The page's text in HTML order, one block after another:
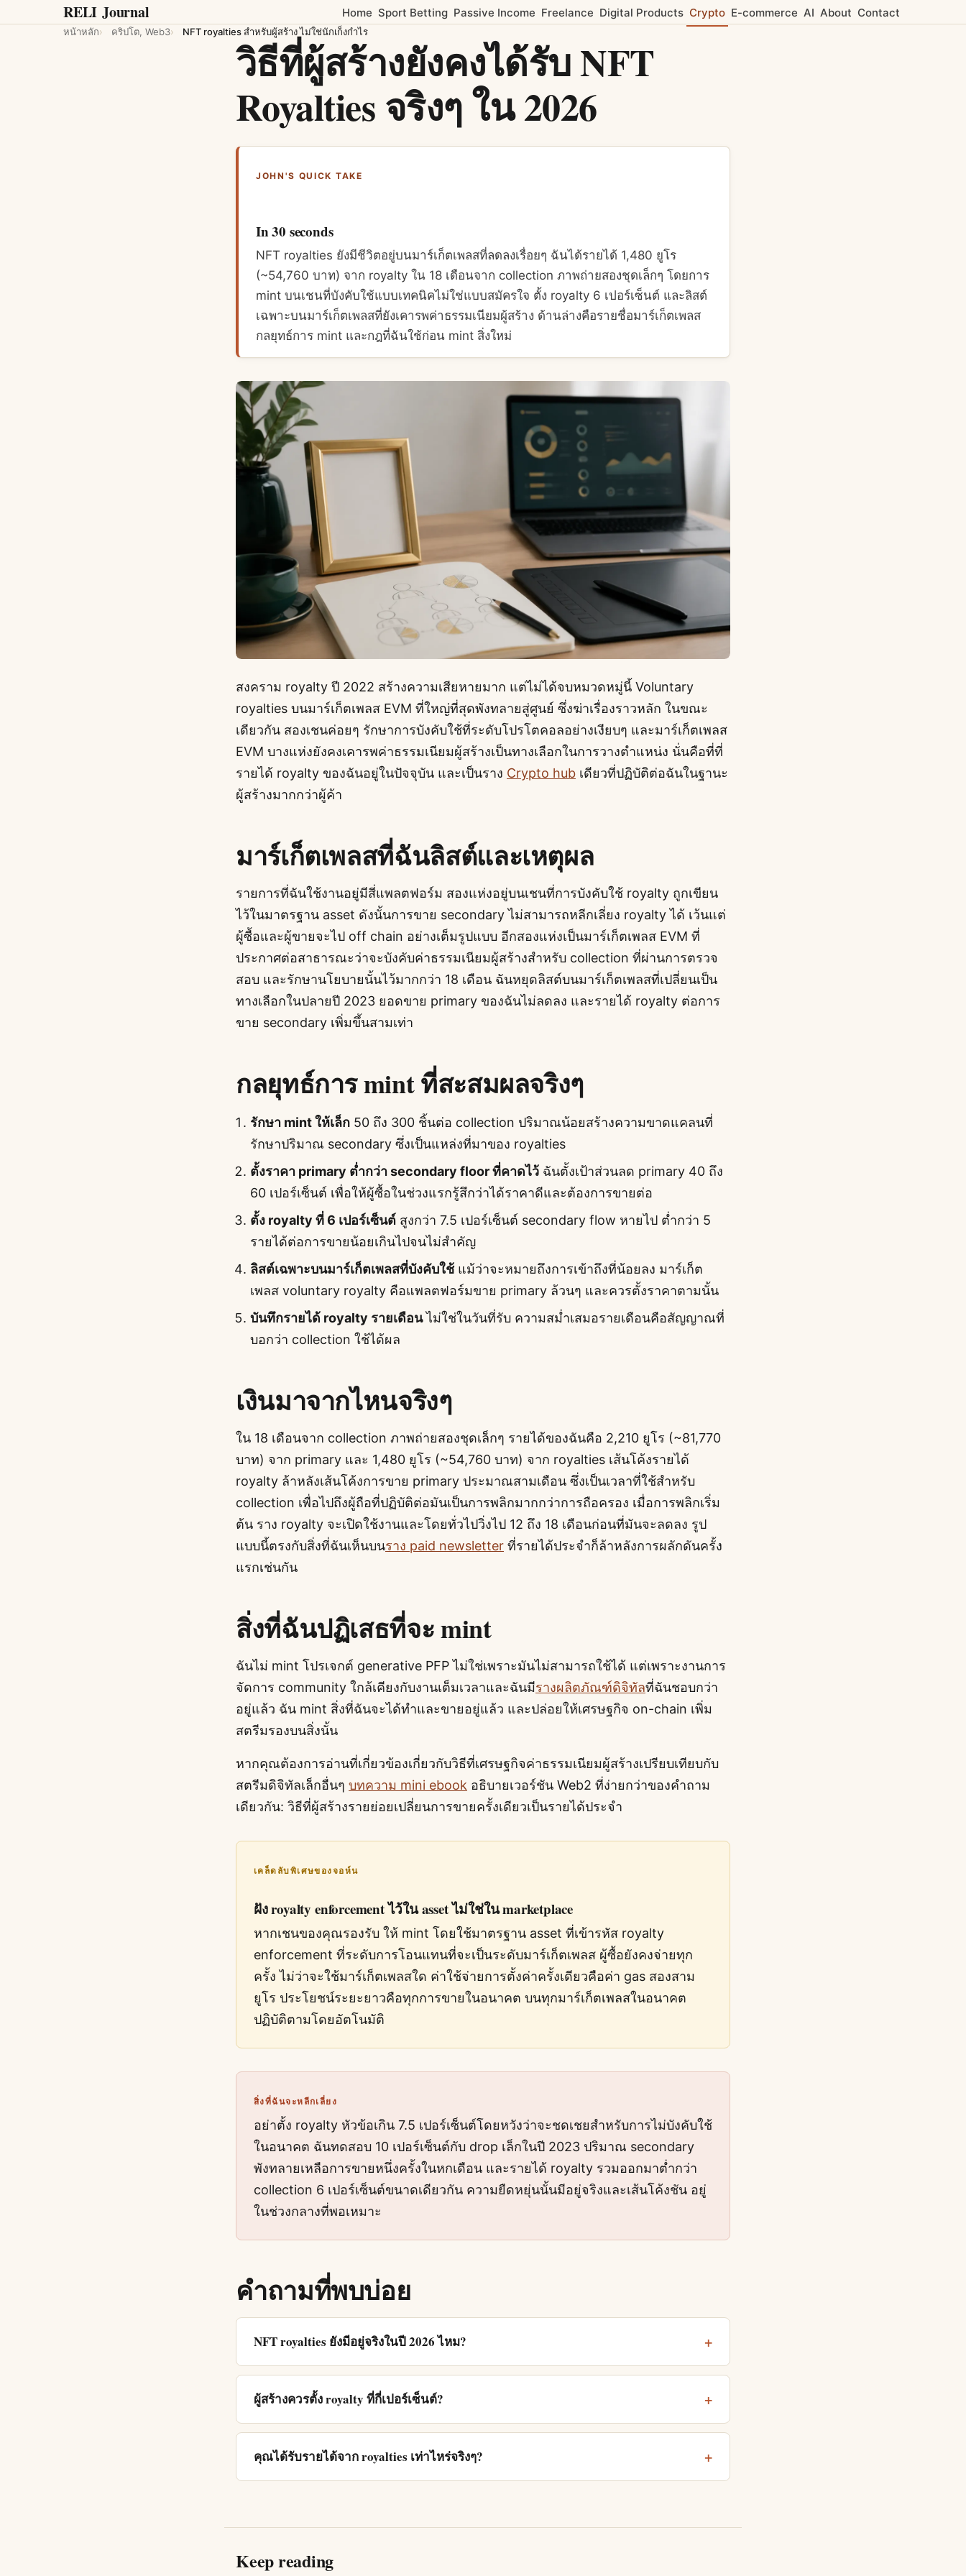
RELI Journal Home Sport Betting Passive Income Freelance Digital Products Crypto E-commerce AI About Contact
หน้าหลัก คริปโต, Web3 NFT royalties สำหรับผู้สร้าง ไม่ใช่นักเก็งกำไร
วิธีที่ผู้สร้างยังคงได้รับ NFT
Royalties จริงๆ ใน 2026
JOHN'S QUICK TAKE
In 30 seconds
NFT royalties ยังมีชีวิตอยู่บนมาร์เก็ตเพลสที่ลดลงเรื่อยๆ ฉันได้รายได้ 1,480 ยูโร
(~54,760 บาท) จาก royalty ใน 18 เดือนจาก collection ภาพถ่ายสองชุดเล็กๆ โดยการ
mint บนเชนที่บังคับใช้แบบเทคนิคไม่ใช่แบบสมัครใจ ตั้ง royalty 6 เปอร์เซ็นต์ และลิสต์
เฉพาะบนมาร์เก็ตเพลสที่ยังเคารพค่าธรรมเนียมผู้สร้าง ด้านล่างคือรายชื่อมาร์เก็ตเพลส
กลยุทธ์การ mint และกฎที่ฉันใช้ก่อน mint สิ่งใหม่
สงคราม royalty ปี 2022 สร้างความเสียหายมาก แต่ไม่ได้จบหมวดหมู่นี้ Voluntary
royalties บนมาร์เก็ตเพลส EVM ที่ใหญ่ที่สุดพังทลายสู่ศูนย์ ซึ่งฆ่าเรื่องราวหลัก ในขณะ
เดียวกัน สองเชนค่อยๆ รักษาการบังคับใช้ที่ระดับโปรโตคอลอย่างเงียบๆ และมาร์เก็ตเพลส
EVM บางแห่งยังคงเคารพค่าธรรมเนียมผู้สร้างเป็นทางเลือกในการวางตำแหน่ง นั่นคือที่ที่
รายได้ royalty ของฉันอยู่ในปัจจุบัน และเป็นราง Crypto hub เดียวที่ปฏิบัติต่อฉันในฐานะ
ผู้สร้างมากกว่าผู้ค้า
มาร์เก็ตเพลสที่ฉันลิสต์และเหตุผล
รายการที่ฉันใช้งานอยู่มีสี่แพลตฟอร์ม สองแห่งอยู่บนเชนที่การบังคับใช้ royalty ถูกเขียน
ไว้ในมาตรฐาน asset ดังนั้นการขาย secondary ไม่สามารถหลีกเลี่ยง royalty ได้ เว้นแต่
ผู้ซื้อและผู้ขายจะไป off chain อย่างเต็มรูปแบบ อีกสองแห่งเป็นมาร์เก็ตเพลส EVM ที่
ประกาศต่อสาธารณะว่าจะบังคับค่าธรรมเนียมผู้สร้างสำหรับ collection ที่ผ่านการตรวจ
สอบ และรักษานโยบายนั้นไว้มากกว่า 18 เดือน ฉันหยุดลิสต์บนมาร์เก็ตเพลสที่เปลี่ยนเป็น
ทางเลือกในปลายปี 2023 ยอดขาย primary ของฉันไม่ลดลง และรายได้ royalty ต่อการ
ขาย secondary เพิ่มขึ้นสามเท่า
กลยุทธ์การ mint ที่สะสมผลจริงๆ
รักษา mint ให้เล็ก 50 ถึง 300 ชิ้นต่อ collection ปริมาณน้อยสร้างความขาดแคลนที่
รักษาปริมาณ secondary ซึ่งเป็นแหล่งที่มาของ royalties
ตั้งราคา primary ต่ำกว่า secondary floor ที่คาดไว้ ฉันตั้งเป้าส่วนลด primary 40 ถึง
60 เปอร์เซ็นต์ เพื่อให้ผู้ซื้อในช่วงแรกรู้สึกว่าได้ราคาดีและต้องการขายต่อ
ตั้ง royalty ที่ 6 เปอร์เซ็นต์ สูงกว่า 7.5 เปอร์เซ็นต์ secondary flow หายไป ต่ำกว่า 5
รายได้ต่อการขายน้อยเกินไปจนไม่สำคัญ
ลิสต์เฉพาะบนมาร์เก็ตเพลสที่บังคับใช้แม้ว่าจะหมายถึงการเข้าถึงที่น้อยลง มาร์เก็ต
เพลส voluntary royalty คือแพลตฟอร์มขาย primary ล้วนๆ และควรตั้งราคาตามนั้น
บันทึกรายได้ royalty รายเดือนไม่ใช่ในวันที่รับ ความสม่ำเสมอรายเดือนคือสัญญาณที่
บอกว่า collection ใช้ได้ผล
เงินมาจากไหนจริงๆ
ใน 18 เดือนจาก collection ภาพถ่ายสองชุดเล็กๆ รายได้ของฉันคือ 2,210 ยูโร (~81,770
บาท) จาก primary และ 1,480 ยูโร (~54,760 บาท) จาก royalties เส้นโค้งรายได้
royalty ล้าหลังเส้นโค้งการขาย primary ประมาณสามเดือน ซึ่งเป็นเวลาที่ใช้สำหรับ
collection เพื่อไปถึงผู้ถือที่ปฏิบัติต่อมันเป็นการพลิกมากกว่าการถือครอง เมื่อการพลิกเริ่ม
ต้น ราง royalty จะเปิดใช้งานและโดยทั่วไปวิ่งไป 12 ถึง 18 เดือนก่อนที่มันจะลดลง รูป
แบบนี้ตรงกับสิ่งที่ฉันเห็นบนราง paid newsletter ที่รายได้ประจำก็ล้าหลังการผลักดันครั้ง
แรกเช่นกัน
สิ่งที่ฉันปฏิเสธที่จะ mint
ฉันไม่ mint โปรเจกต์ generative PFP ไม่ใช่เพราะมันไม่สามารถใช้ได้ แต่เพราะงานการ
จัดการ community ใกล้เคียงกับงานเต็มเวลาและฉันมีรางผลิตภัณฑ์ดิจิทัลที่ฉันชอบกว่า
อยู่แล้ว ฉัน mint สิ่งที่ฉันจะได้ทำและขายอยู่แล้ว และปล่อยให้เศรษฐกิจ on-chain เพิ่ม
สตรีมรองบนสิ่งนั้น
หากคุณต้องการอ่านที่เกี่ยวข้องเกี่ยวกับวิธีที่เศรษฐกิจค่าธรรมเนียมผู้สร้างเปรียบเทียบกับ
สตรีมดิจิทัลเล็กอื่นๆ บทความ mini ebook อธิบายเวอร์ชัน Web2 ที่ง่ายกว่าของคำถาม
เดียวกัน: วิธีที่ผู้สร้างรายย่อยเปลี่ยนการขายครั้งเดียวเป็นรายได้ประจำ
เคล็ดลับพิเศษของจอห์น
ฝัง royalty enforcement ไว้ใน asset ไม่ใช่ใน marketplace
หากเชนของคุณรองรับ ให้ mint โดยใช้มาตรฐาน asset ที่เข้ารหัส royalty
enforcement ที่ระดับการโอนแทนที่จะเป็นระดับมาร์เก็ตเพลส ผู้ซื้อยังคงจ่ายทุก
ครั้ง ไม่ว่าจะใช้มาร์เก็ตเพลสใด ค่าใช้จ่ายการตั้งค่าครั้งเดียวคือค่า gas สองสาม
ยูโร ประโยชน์ระยะยาวคือทุกการขายในอนาคต บนทุกมาร์เก็ตเพลสในอนาคต
ปฏิบัติตามโดยอัตโนมัติ
สิ่งที่ฉันจะหลีกเลี่ยง
อย่าตั้ง royalty หัวข้อเกิน 7.5 เปอร์เซ็นต์โดยหวังว่าจะชดเชยสำหรับการไม่บังคับใช้
ในอนาคต ฉันทดสอบ 10 เปอร์เซ็นต์กับ drop เล็กในปี 2023 ปริมาณ secondary
พังทลายเหลือการขายหนึ่งครั้งในหกเดือน และรายได้ royalty รวมออกมาต่ำกว่า
collection 6 เปอร์เซ็นต์ขนาดเดียวกัน ความยืดหยุ่นนั้นมีอยู่จริงและเส้นโค้งชัน อยู่
ในช่วงกลางที่พอเหมาะ
คำถามที่พบบ่อย
NFT royalties ยังมีอยู่จริงในปี 2026 ไหม?
ผู้สร้างควรตั้ง royalty ที่กี่เปอร์เซ็นต์?
คุณได้รับรายได้จาก royalties เท่าไหร่จริงๆ?
Keep reading